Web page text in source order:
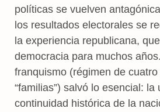
políticas se vuelven
los resultados electorales se
la experiencia republicana,
democracia para muchos
franquismo (régimen de
“familias”) salvó lo esencial: la
continuidad histórica de la